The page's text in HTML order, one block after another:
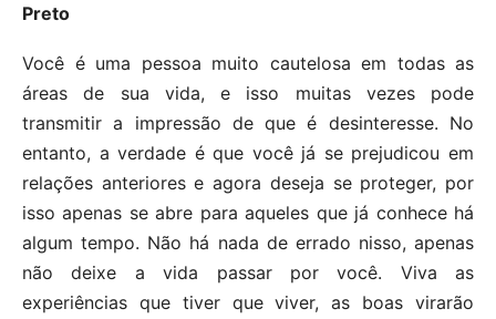
Preto
Você é uma pessoa muito cautelosa em todas as
áreas de sua vida, e isso muitas vezes pode
transmitir a impressão de que é desinteresse. No
entanto, a verdade é que você já se prejudicou em
relações anteriores e agora deseja se proteger, por
isso apenas se abre para aqueles que já conhece há
algum tempo. Não há nada de errado nisso, apenas
não deixe a vida passar por você. Viva as
experiências que tiver que viver, as boas virarão